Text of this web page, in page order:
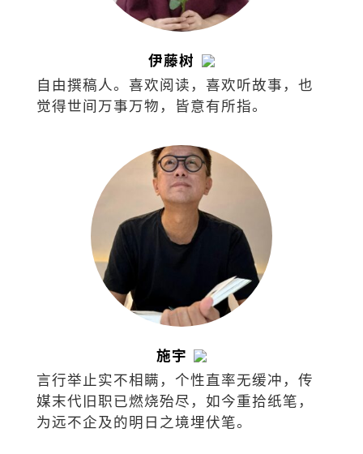
伊藤树
自由撰稿人。喜欢阅读，喜欢听故事，也
觉得世间万事万物，皆意有所指。
施宇
言行举止实不相瞒，个性直率无缓冲，传
媒末代旧职已燃烧殆尽，如今重拾纸笔，
为远不企及的明日之境埋伏笔。